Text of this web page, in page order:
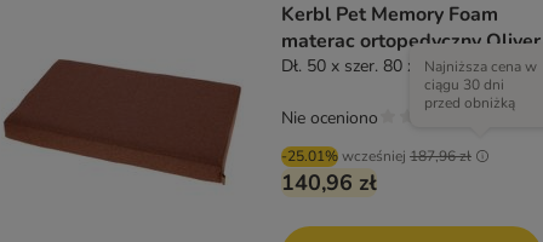
Kerbl Pet Memory Foam
materac ortopedyczny Oliver
Dł. 50 x szer. 80 x wys. 8 cm
-25.01%wcześniej 187,96 zł
Najniższa cena w
ciągu 30 dni
przed obniżką
140,96 zł
Nie oceniono